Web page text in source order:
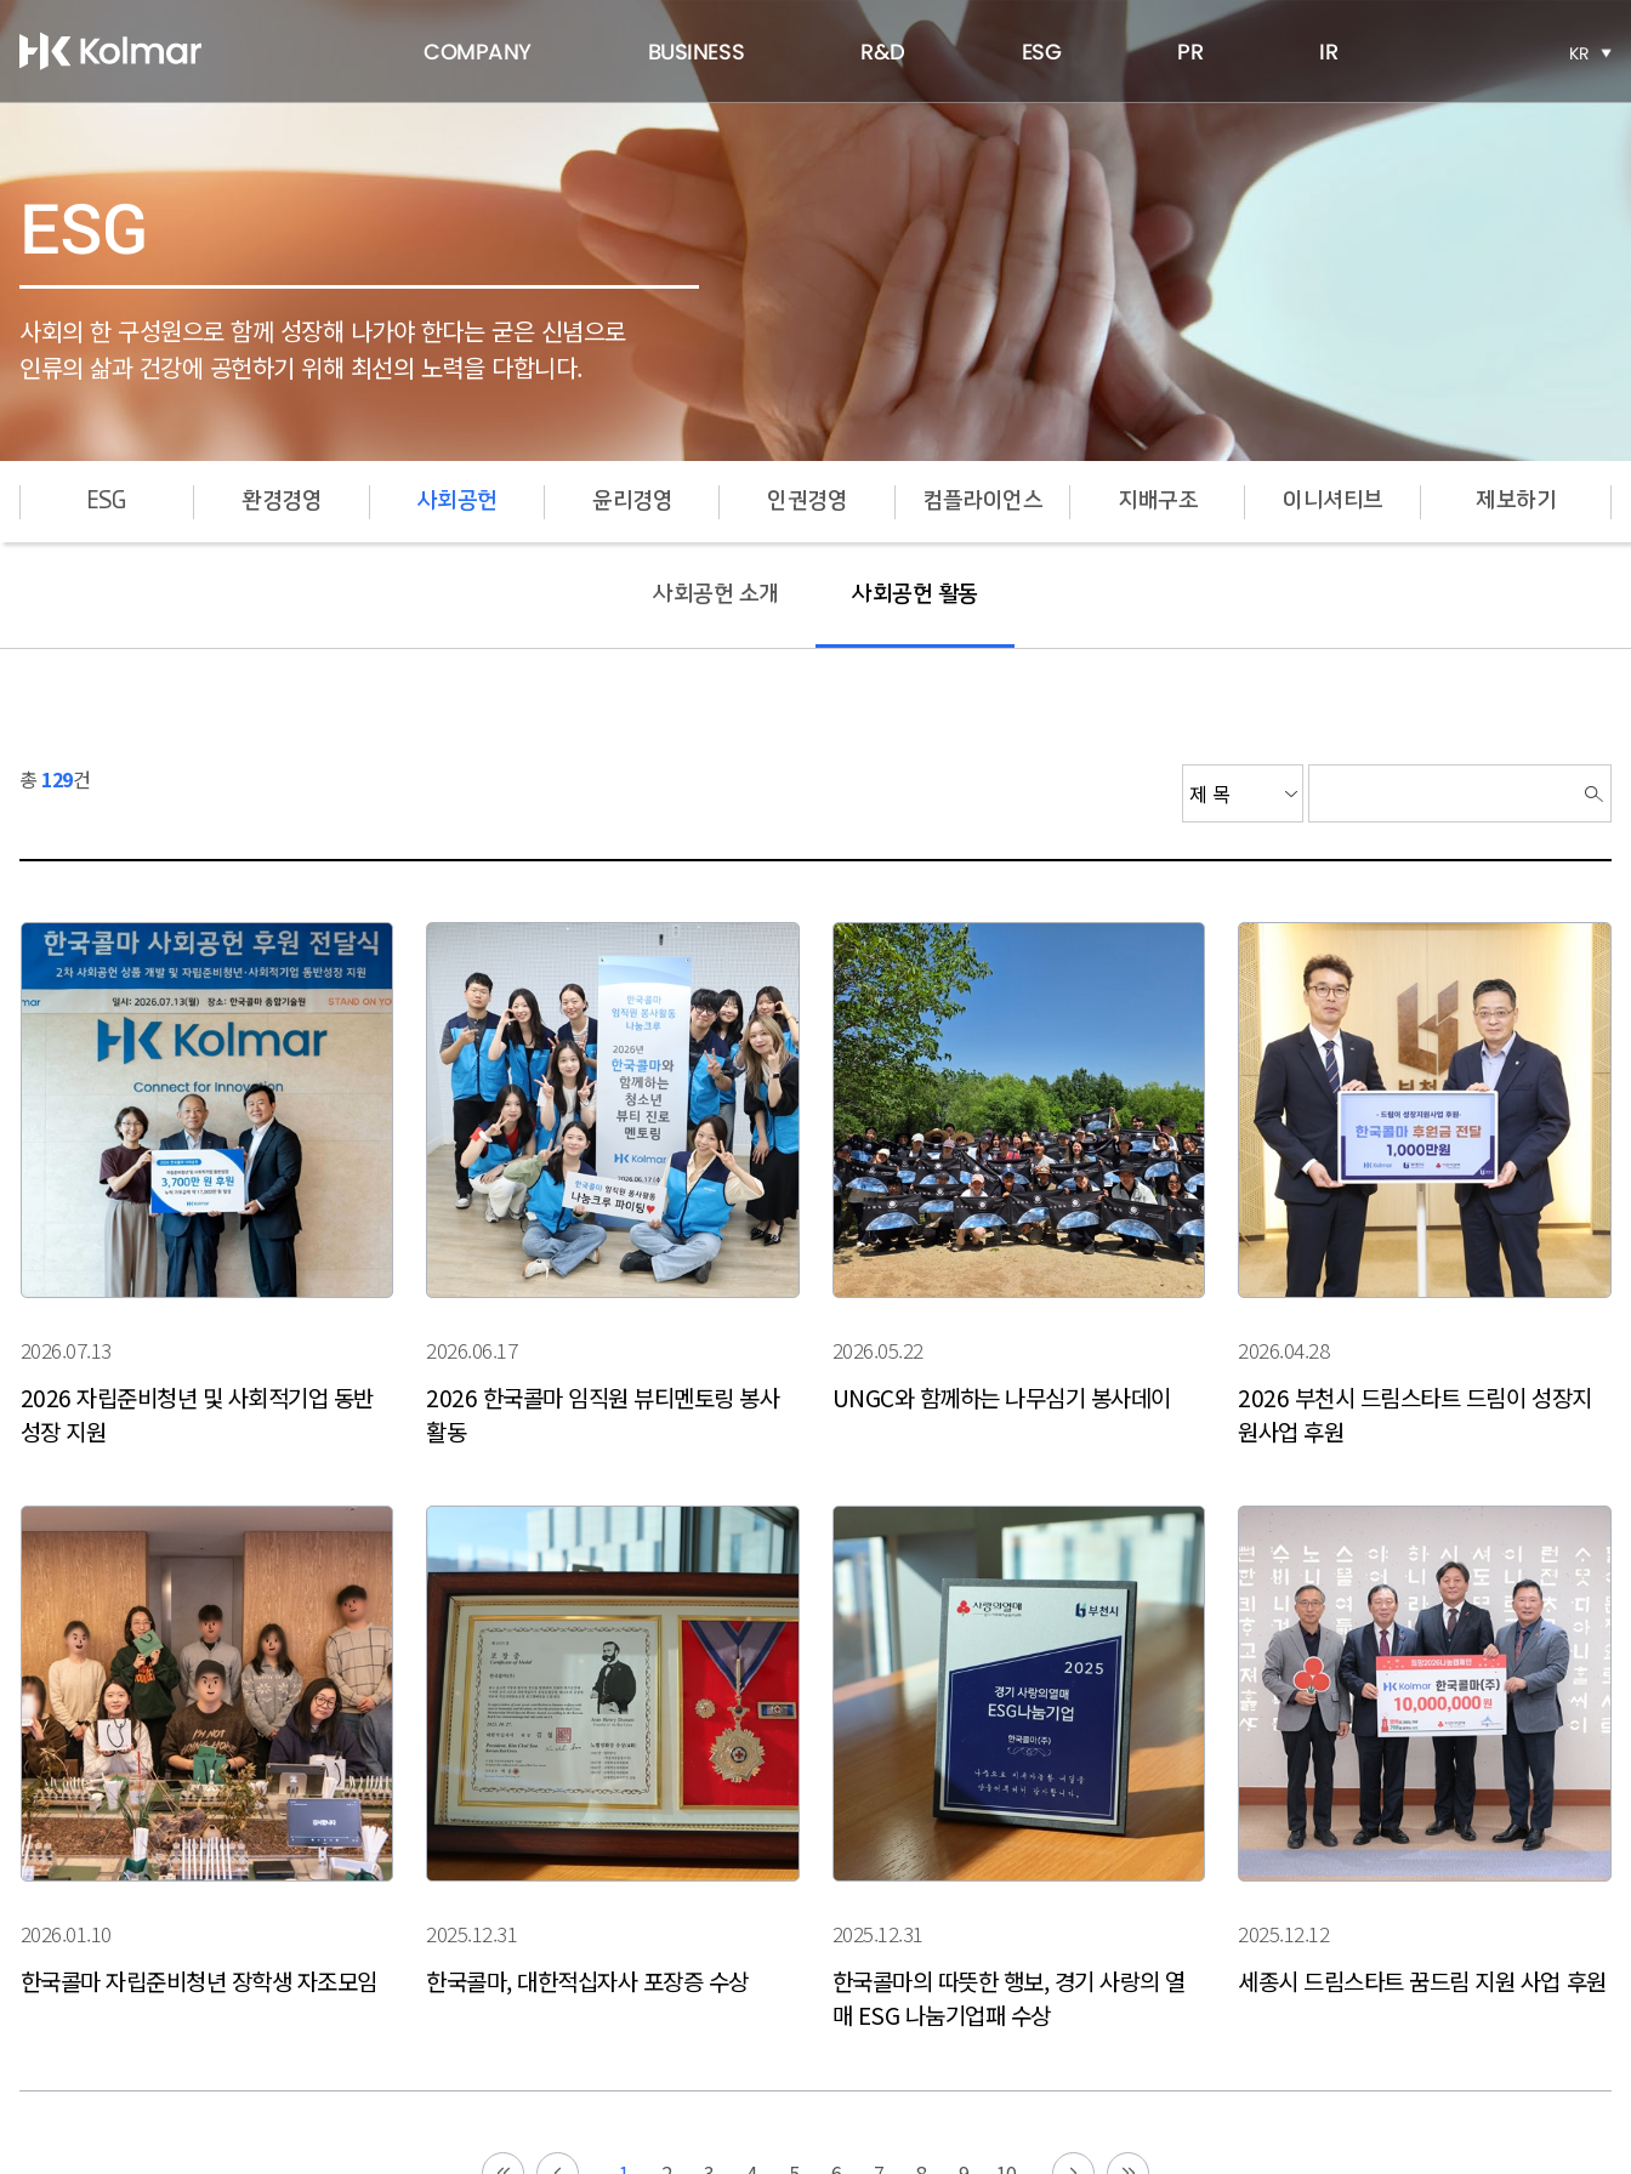
COMPANY BUSINESS R&D ESG PR IR KR
ESG
사회의 한 구성원으로 함께 성장해 나가야 한다는 굳은 신념으로
인류의 삶과 건강에 공헌하기 위해 최선의 노력을 다합니다.
ESG 환경경영 사회공헌 윤리경영 인권경영 컴플라이언스 지배구조 이니셔티브 제보하기
사회공헌 소개 사회공헌 활동
총 129건
2026.07.13
2026 자립준비청년 및 사회적기업 동반
성장 지원
2026.06.17
2026 한국콜마 임직원 뷰티멘토링 봉사
활동
2026.05.22
UNGC와 함께하는 나무심기 봉사데이
2026.04.28
2026 부천시 드림스타트 드림이 성장지
원사업 후원
2026.01.10
한국콜마 자립준비청년 장학생 자조모임
2025.12.31
한국콜마, 대한적십자사 포장증 수상
2025.12.31
한국콜마의 따뜻한 행보, 경기 사랑의 열
매 ESG 나눔기업패 수상
2025.12.12
세종시 드림스타트 꿈드림 지원 사업 후원